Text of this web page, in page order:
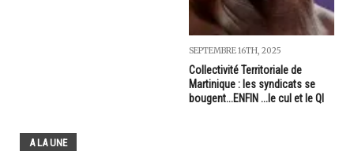
SEPTEMBRE 16TH, 2025
Collectivité Territoriale de
Martinique : les syndicats se
bougent...ENFIN ...le cul et le QI
A LA UNE